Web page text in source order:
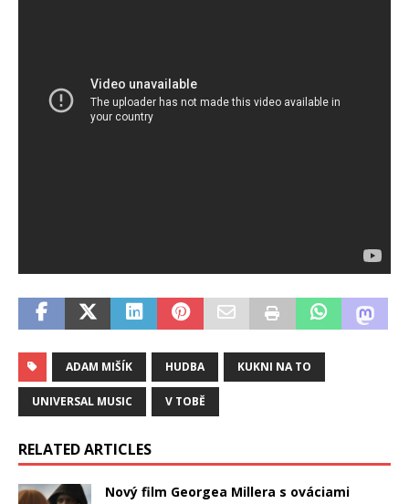
ADAM MIŠÍK HUDBA KUKNI NA TO
UNIVERSAL MUSIC V TOBĚ
RELATED ARTICLES
Nový film Georgea Millera s ováciami